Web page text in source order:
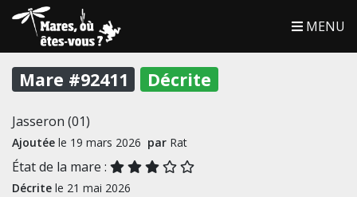
MENU
Mare #92411 Décrite
Jasseron (01)
Ajoutée le 19 mars 2026 par Rat
État de la mare :
Décrite le 21 mai 2026